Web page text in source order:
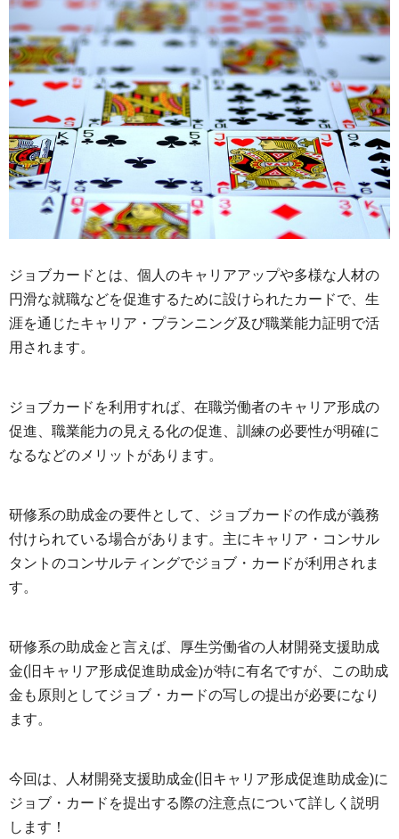
ジョブカードとは、個人のキャリアアップや多様な人材の
円滑な就職などを促進するために設けられたカードで、生
涯を通じたキャリア・プランニング及び職業能力証明で活
用されます。
ジョブカードを利用すれば、在職労働者のキャリア形成の
促進、職業能力の見える化の促進、訓練の必要性が明確に
なるなどのメリットがあります。
研修系の助成金の要件として、ジョブカードの作成が義務
付けられている場合があります。主にキャリア・コンサル
タントのコンサルティングでジョブ・カードが利用されま
す。
研修系の助成金と言えば、厚生労働省の人材開発支援助成
金(旧キャリア形成促進助成金)が特に有名ですが、この助成
金も原則としてジョブ・カードの写しの提出が必要になり
ます。
今回は、人材開発支援助成金(旧キャリア形成促進助成金)に
ジョブ・カードを提出する際の注意点について詳しく説明
します！